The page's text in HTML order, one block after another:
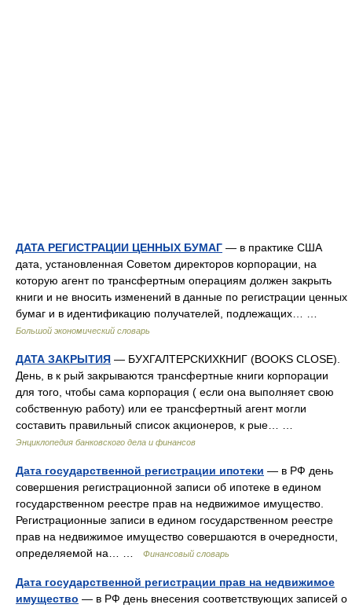
ДАТА РЕГИСТРАЦИИ ЦЕННЫХ БУМАГ — в практике США
дата, установленная Советом директоров корпорации, на
которую агент по трансфертным операциям должен закрыть
книги и не вносить изменений в данные по регистрации ценных
бумаг и в идентификацию получателей, подлежащих… …
Большой экономический словарь
ДАТА ЗАКРЫТИЯ — БУХГАЛТЕРСКИХКНИГ (BOOKS CLOSE).
День, в к рый закрываются трансфертные книги корпорации
для того, чтобы сама корпорация ( если она выполняет свою
собственную работу) или ее трансфертный агент могли
составить правильный список акционеров, к рые… …
Энциклопедия банковского дела и финансов
Дата государственной регистрации ипотеки — в РФ день
совершения регистрационной записи об ипотеке в едином
государственном реестре прав на недвижимое имущество.
Регистрационные записи в едином государственном реестре
прав на недвижимое имущество совершаются в очередности,
определяемой на… …
Финансовый словарь
Дата государственной регистрации прав на недвижимое
имущество — в РФ день внесения соответствующих записей о